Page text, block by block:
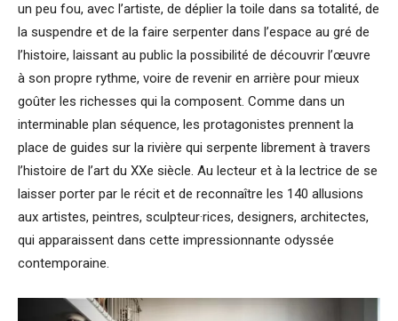
un peu fou, avec l’artiste, de déplier la toile dans sa totalité, de
la suspendre et de la faire serpenter dans l’espace au gré de
l’histoire, laissant au public la possibilité de découvrir l’œuvre
à son propre rythme, voire de revenir en arrière pour mieux
goûter les richesses qui la composent. Comme dans un
interminable plan séquence, les protagonistes prennent la
place de guides sur la rivière qui serpente librement à travers
l’histoire de l’art du XXe siècle. Au lecteur et à la lectrice de se
laisser porter par le récit et de reconnaître les 140 allusions
aux artistes, peintres, sculpteur·rices, designers, architectes,
qui apparaissent dans cette impressionnante odyssée
contemporaine.